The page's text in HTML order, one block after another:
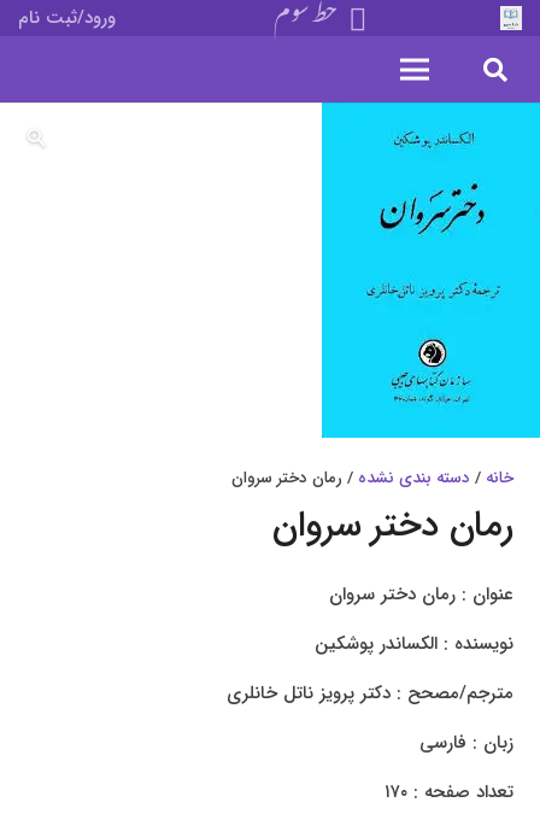
خط سوم ورود/ثبت نام
خانه / دسته بندی نشده / رمان دختر سروان
رمان دختر سروان
عنوان : رمان دختر سروان
نویسنده : الکساندر پوشکین
مترجم/مصحح : دکتر پرویز ناتل خانلری
زبان : فارسی
تعداد صفحه : ۱۷۰